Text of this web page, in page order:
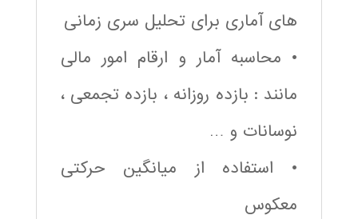
های آماری برای تحلیل سری زمانی
• محاسبه آمار و ارقام امور مالی
مانند : بازده روزانه ، بازده تجمعی ،
نوسانات و …
• استفاده از میانگین حرکتی
معکوس